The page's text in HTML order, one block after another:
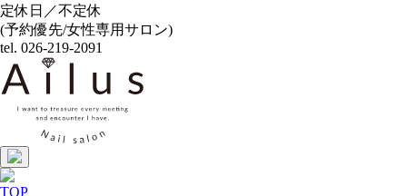
定休日／不定休
(予約優先/女性専用サロン)
tel. 026-219-2091
TOP